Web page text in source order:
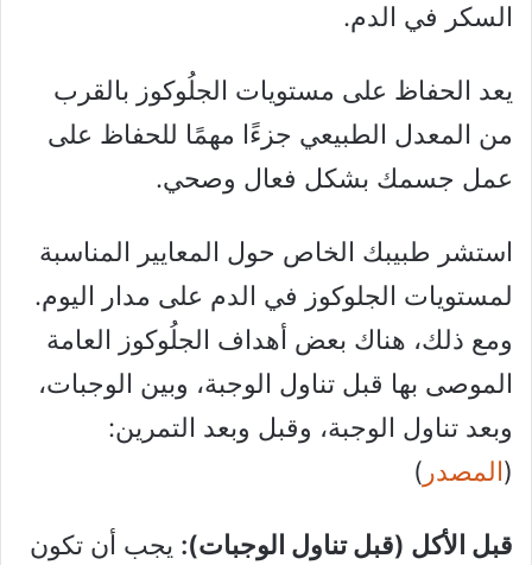
السكر في الدم.
يعد الحفاظ على مستويات الجلُوكوز بالقرب
من المعدل الطبيعي جزءًا مهمًا للحفاظ على
عمل جسمك بشكل فعال وصحي.
استشر طبيبك الخاص حول المعايير المناسبة
لمستويات الجلوكوز في الدم على مدار اليوم.
ومع ذلك، هناك بعض أهداف الجلُوكوز العامة
الموصى بها قبل تناول الوجبة، وبين الوجبات،
وبعد تناول الوجبة، وقبل وبعد التمرين:
(المصدر )
قبل الأكل (قبل تناول الوجبات): يجب أن تكون